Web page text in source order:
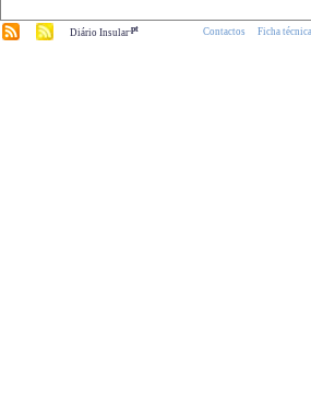
Diário Insular.pt Contactos Ficha técnica